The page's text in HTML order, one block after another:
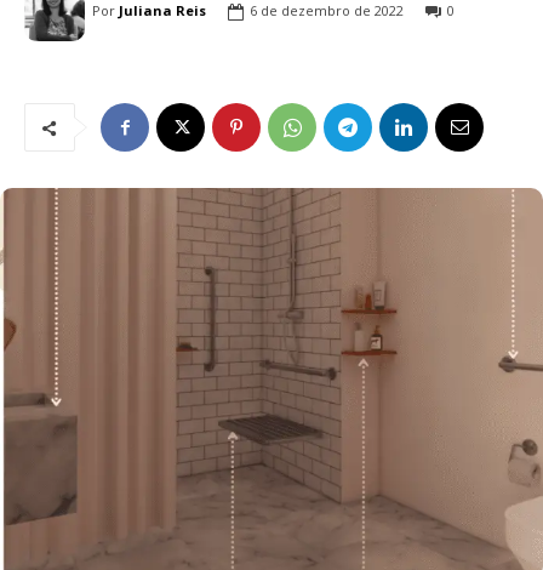
Por Juliana Reis 6 de dezembro de 2022 0